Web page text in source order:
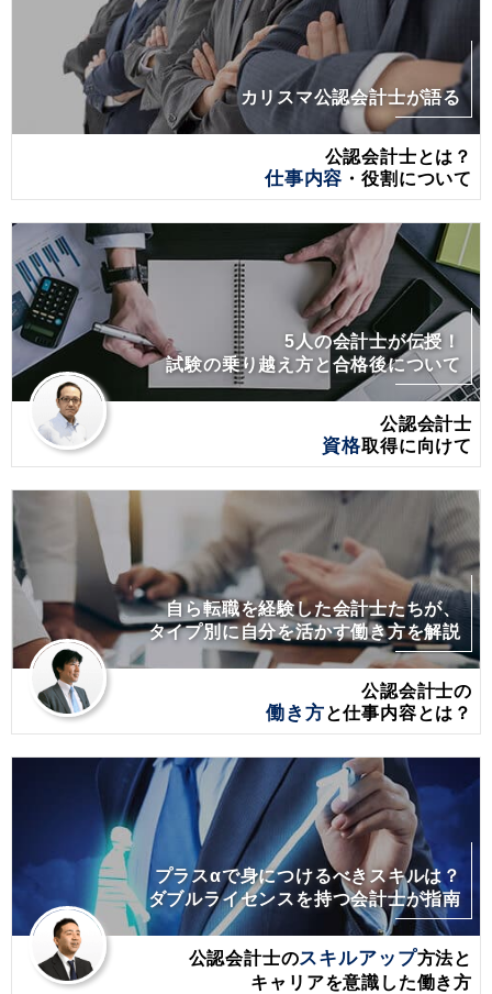
カリスマ公認会計士が語る
公認会計士とは？
仕事内容 ・役割について
5人の会計士が伝授！
試験の乗り越え方と合格後について
公認会計士
資格取得に向けて
自ら転職を経験した会計士たちが、
タイプ別に自分を活かす働き方を解説
公認会計士の
働き方と仕事内容とは？
プラスαで身につけるべきスキルは？
ダブルライセンスを持つ会計士が指南
公認会計士のスキルアップ方法と
キャリアを意識した働き方